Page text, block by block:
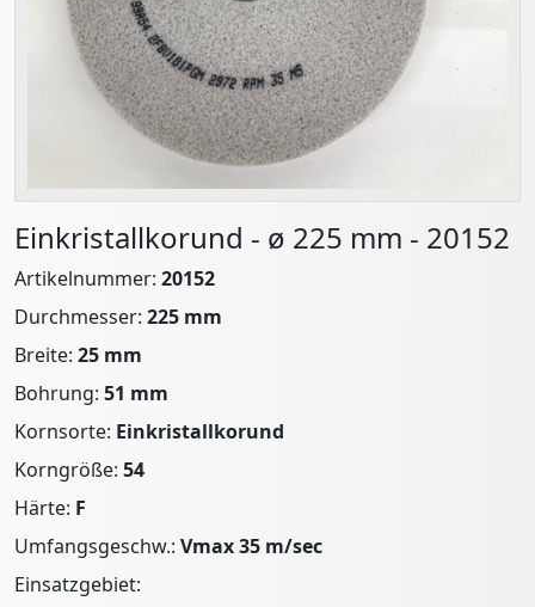
Einkristallkorund - ø 225 mm - 20152
Artikelnummer: 20152
Durchmesser: 225 mm
Breite: 25 mm
Bohrung: 51 mm
Kornsorte: Einkristallkorund
Korngröße: 54
Härte: F
Umfangsgeschw.: Vmax 35 m/sec
Einsatzgebiet: